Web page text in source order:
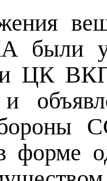
были
форме